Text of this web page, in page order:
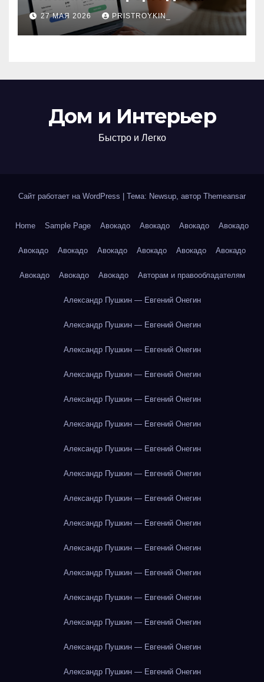
поиска авиабилетов и
железнодорожных
билетов
27 МАЯ 2026 PRISTROYKIN_
Дом и Интерьер
Быстро и Легко
Сайт работает на WordPress Тема: Newsup, автор Themeansar
Home Sample Page Авокадо Авокадо Авокадо Авокадо
Авокадо Авокадо Авокадо Авокадо Авокадо Авокадо
Авокадо Авокадо Авокадо Авторам и правообладателям
Александр Пушкин — Евгений Онегин
Александр Пушкин — Евгений Онегин
Александр Пушкин — Евгений Онегин
Александр Пушкин — Евгений Онегин
Александр Пушкин — Евгений Онегин
Александр Пушкин — Евгений Онегин
Александр Пушкин — Евгений Онегин
Александр Пушкин — Евгений Онегин
Александр Пушкин — Евгений Онегин
Александр Пушкин — Евгений Онегин
Александр Пушкин — Евгений Онегин
Александр Пушкин — Евгений Онегин
Александр Пушкин — Евгений Онегин
Александр Пушкин — Евгений Онегин
Александр Пушкин — Евгений Онегин
Александр Пушкин — Евгений Онегин